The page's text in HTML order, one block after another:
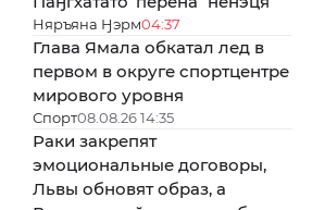
Няръяна Ӈэрм04:37
Глава Ямала обкатал лед в
первом в округе спортцентре
мирового уровня
Спорт08.08.26 14:35
Раки закрепят
эмоциональные договоры,
Львы обновят образ, а